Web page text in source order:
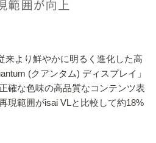
来より鮮やかに明るく進化した高
(クアンタム) ディスプレイ」
確な色味の高品質なコンテンツ表
現範囲がisai VLと比較して約18%